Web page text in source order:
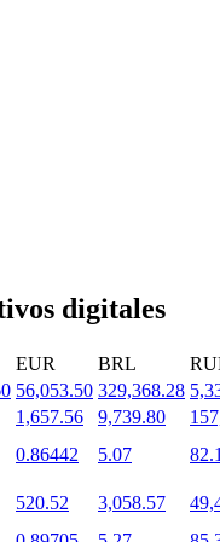
populares
digitales
EUR BRL
56,053.50 329,368.28
1,657.56 9,739.80
0.86442 5.07
520.52 3,058.57